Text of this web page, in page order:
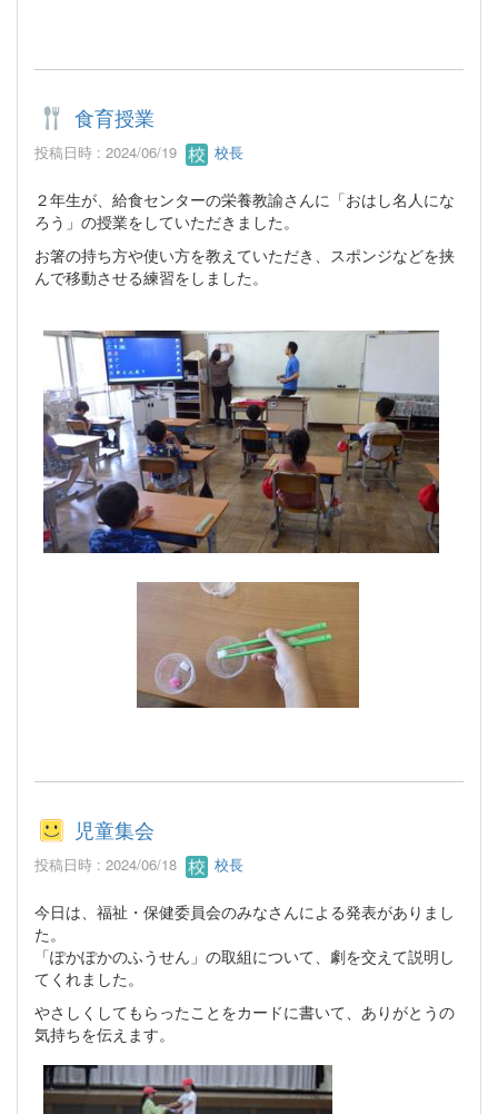
食育授業
投稿日時 : 2024/06/19 校長
２年生が、給食センターの栄養教諭さんに「おはし名人にな
ろう」の授業をしていただきました。
お箸の持ち方や使い方を教えていただき、スポンジなどを挟
んで移動させる練習をしました。
児童集会
投稿日時 : 2024/06/18 校長
今日は、福祉・保健委員会のみなさんによる発表がありまし
た。
「ぽかぽかのふうせん」の取組について、劇を交えて説明し
てくれました。
やさしくしてもらったことをカードに書いて、ありがとうの
気持ちを伝えます。